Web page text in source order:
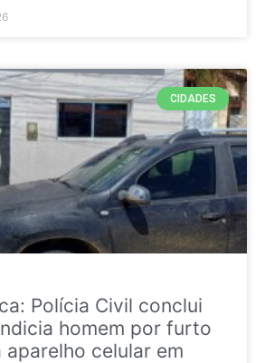
CIDADES
Polícia Civil conclui
homem por furto
aparelho celular em